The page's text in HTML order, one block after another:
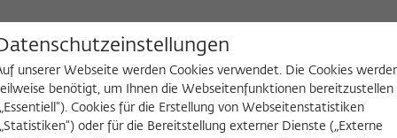
WIKOTHEK FELLOW WERDEN
unserer Webseite werden Cookies verwendet. Die Cookies
benötigt, um Ihnen die Webseitenfunktionen bereitzustellen
Cookies für die Erstellung von Webseitenstatistiken
oder für die Bereitstellung externer Dienste („Externe